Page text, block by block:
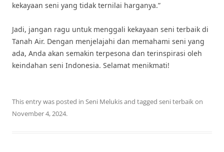
kekayaan seni yang tidak ternilai harganya.”
Jadi, jangan ragu untuk menggali kekayaan seni terbaik di
Tanah Air. Dengan menjelajahi dan memahami seni yang
ada, Anda akan semakin terpesona dan terinspirasi oleh
keindahan seni Indonesia. Selamat menikmati!
This entry was posted in Seni Melukisand tagged seni terbaikon
November 4, 2024.